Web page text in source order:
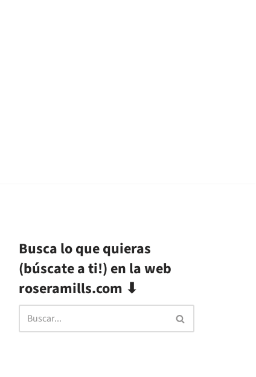
Busca lo que quieras
(búscate a ti!) en la web
roseramills.com ⬇